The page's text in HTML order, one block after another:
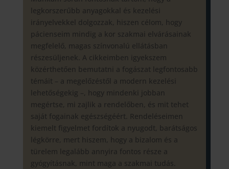
legkorszerűbb anyagokkal és kezelési
irányelvekkel dolgozzak, hiszen célom, hogy
pácienseim mindig a kor szakmai elvárásainak
megfelelő, magas színvonalú ellátásban
részesüljenek. A cikkeimben igyekszem
közérthetően bemutatni a fogászat legfontosabb
témáit – a megelőzéstől a modern kezelési
lehetőségekig –, hogy mindenki jobban
megértse, mi zajlik a rendelőben, és mit tehet
saját fogainak egészségéért. Rendeléseimen
kiemelt figyelmet fordítok a nyugodt, barátságos
légkörre, mert hiszem, hogy a bizalom és a
türelem legalább annyira fontos része a
gyógyításnak, mint maga a szakmai tudás.